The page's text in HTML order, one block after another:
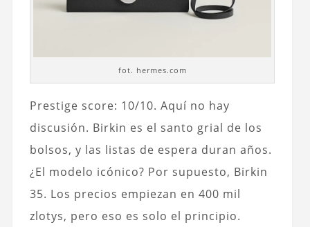
fot. hermes.com
Prestige score: 10/10. Aquí no hay
discusión. Birkin es el santo grial de los
bolsos, y las listas de espera duran años.
¿El modelo icónico? Por supuesto, Birkin
35. Los precios empiezan en 400 mil
zlotys, pero eso es solo el principio.